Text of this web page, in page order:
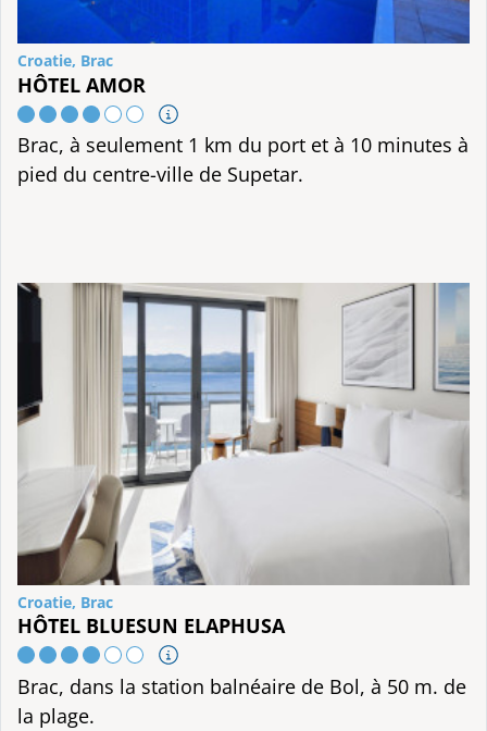
Croatie, Brac
HÔTEL AMOR
Brac, à seulement 1 km du port et à 10 minutes à
pied du centre-ville de Supetar.
Croatie, Brac
HÔTEL BLUESUN ELAPHUSA
Brac, dans la station balnéaire de Bol, à 50 m. de
la plage.